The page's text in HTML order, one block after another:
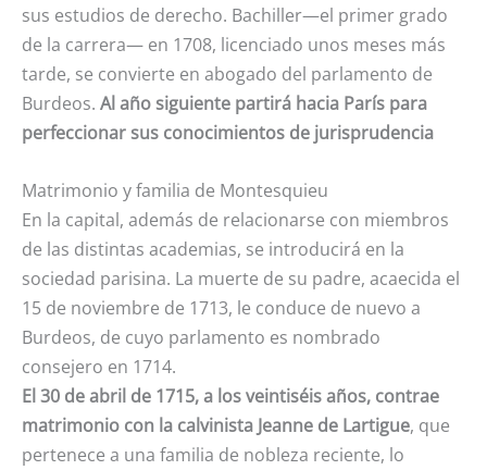
sus estudios de derecho. Bachiller—el primer grado
de la carrera— en 1708, licenciado unos meses más
tarde, se convierte en abogado del parlamento de
Burdeos. Al año siguiente partirá hacia París para
perfeccionar sus conocimientos de jurisprudencia
Matrimonio y familia de Montesquieu
En la capital, además de relacionarse con miembros
de las distintas academias, se introducirá en la
sociedad parisina. La muerte de su padre, acaecida el
15 de noviembre de 1713, le conduce de nuevo a
Burdeos, de cuyo parlamento es nombrado
consejero en 1714.
El 30 de abril de 1715, a los veintiséis años, contrae
matrimonio con la calvinista Jeanne de Lartigue, que
pertenece a una familia de nobleza reciente, lo